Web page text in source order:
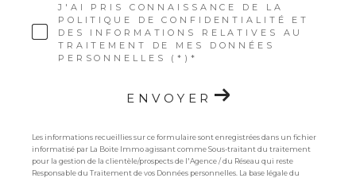
J'AI PRIS CONNAISSANCE DE LA
POLITIQUE DE CONFIDENTIALITÉ ET
DES INFORMATIONS RELATIVES AU
TRAITEMENT DE MES DONNÉES
PERSONNELLES (*)*
ENVOYER
Les informations recueillies sur ce formulaire sont enregistrées dans un fichier
informatisé par La Boite Immo agissant comme Sous-traitant du traitement
pour la gestion de la clientèle/prospects de l'Agence / du Réseau qui reste
Responsable du Traitement de vos Données personnelles. La base légale du